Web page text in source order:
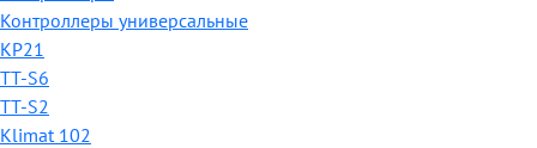
Контроллеры универсальные
КР21
TT-S6
TT-S2
Klimat 102